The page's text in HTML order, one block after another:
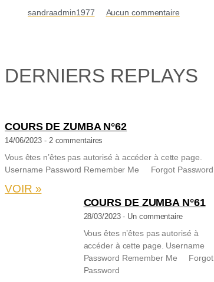
sandraadmin1977 Aucun commentaire
DERNIERS REPLAYS
COURS DE ZUMBA N°62
14/06/2023 2 commentaires
Vous êtes n’êtes pas autorisé à accéder à cette page.
Username Password Remember Me Forgot Password
VOIR »
COURS DE ZUMBA N°61
28/03/2023 Un commentaire
Vous êtes n’êtes pas autorisé à
accéder à cette page. Username
Password Remember Me Forgot
Password